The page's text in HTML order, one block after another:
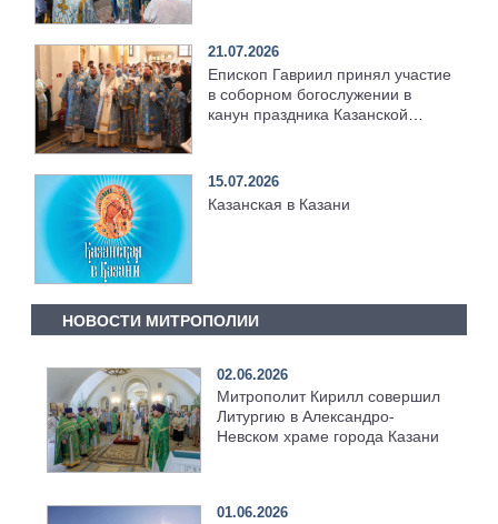
21.07.2026
Епископ Гавриил принял участие
в соборном богослужении в
канун праздника Казанской
15.07.2026
Казанская в Казани
НОВОСТИ МИТРОПОЛИИ
02.06.2026
Митрополит Кирилл совершил
Литургию в Александро-
Невском храме города Казани
01.06.2026